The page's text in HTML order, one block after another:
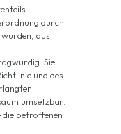
durch
aus
Sie
und des
umsetzbar.
betroffenen